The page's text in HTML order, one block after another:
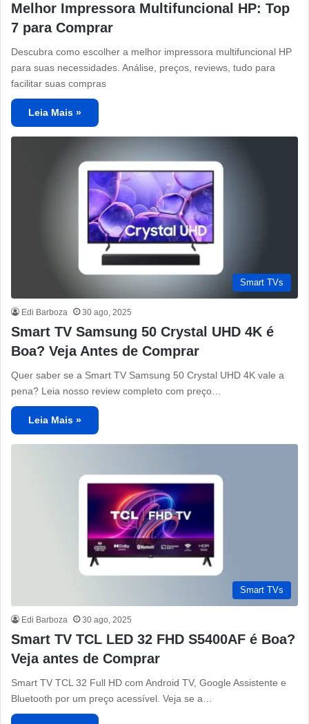
Melhor Impressora Multifuncional HP: Top
7 para Comprar
Descubra como escolher a melhor impressora multifuncional HP
para suas necessidades. Análise, preços, reviews, tudo para
facilitar suas compras
Leia Mais »
Smart TVs
Edi Barboza 30 ago, 2025
Smart TV Samsung 50 Crystal UHD 4K é
Boa? Veja Antes de Comprar
Quer saber se a Smart TV Samsung 50 Crystal UHD 4K vale a
pena? Leia nosso review completo com preço…
Leia Mais »
Smart TVs
Edi Barboza 30 ago, 2025
Smart TV TCL LED 32 FHD S5400AF é Boa?
Veja antes de Comprar
Smart TV TCL 32 Full HD com Android TV, Google Assistente e
Bluetooth por um preço acessível. Veja se a…